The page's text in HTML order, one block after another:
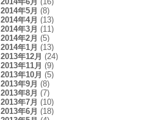
2014年5月 (8)
2014年4月 (13)
2014年3月 (11)
2014年2月 (5)
2014年1月 (13)
2013年12月 (24)
2013年11月 (9)
2013年10月 (5)
2013年9月 (8)
2013年8月 (7)
2013年7月 (10)
2013年6月 (18)